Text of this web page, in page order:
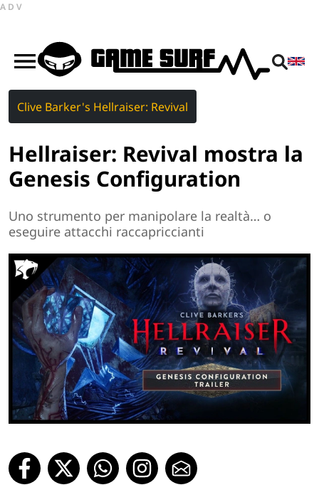
ADV
Clive Barker's Hellraiser: Revival
Hellraiser: Revival mostra la
Genesis Configuration
Uno strumento per manipolare la realtà… o
eseguire attacchi raccapriccianti